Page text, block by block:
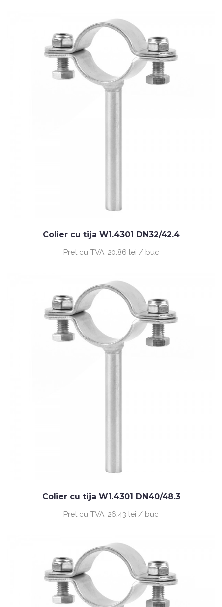
Colier cu tija W1.4301 DN32/42.4
Pret cu TVA: 20.86 lei / buc
Colier cu tija W1.4301 DN40/48.3
Pret cu TVA: 26.43 lei / buc